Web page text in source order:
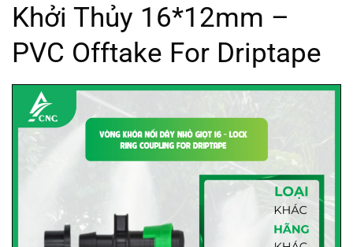
Khởi Thủy 16*12mm –
PVC Offtake For Driptape